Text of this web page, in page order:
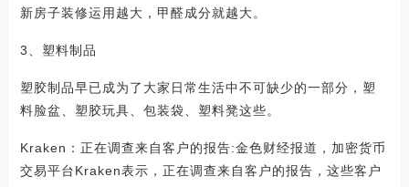
新房子装修运用越大，甲醛成分就越大。
3、塑料制品
塑胶制品早已成为了大家日常生活中不可缺少的一部分，塑
料脸盆、塑胶玩具、包装袋、塑料凳这些。
Kraken：正在调查来自客户的报告:金色财经报道，加密货币
交易平台Kraken表示，正在调查来自客户的报告，这些客户